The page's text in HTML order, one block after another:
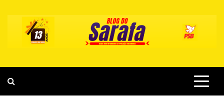
content